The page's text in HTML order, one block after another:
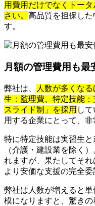
用費用だけでなくトー
さい。 高品質を担保し
す。
月額の管理費用も最
弊社は、
人数が多くな
生：監理費、特定技能
スライド制」を採用 し
用する企業にとって、
特に特定技能は実習生
（介護・建設業を除く
れますが、果たしてそ
より安価な支援の完全委
弊社は人数が増えると
模になりますと、驚き